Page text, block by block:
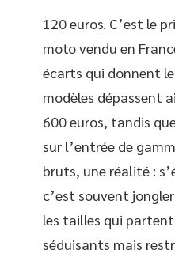
120 euros. C’est le
moto vendu en
écarts qui donnent
modèles dépassent
600 euros, tandis
sur l’entrée de
bruts, une réalité :
c’est souvent
les tailles qui
séduisants mais